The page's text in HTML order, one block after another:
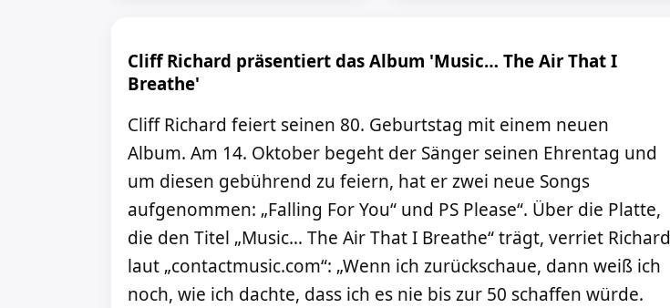
Cliff Richard präsentiert das Album 'Music… The Air That I
Breathe'
Cliff Richard feiert seinen 80. Geburtstag mit einem neuen
Album. Am 14. Oktober begeht der Sänger seinen Ehrentag und
um diesen gebührend zu feiern, hat er zwei neue Songs
aufgenommen: „Falling For You“ und PS Please“. Über die Platte,
die den Titel „Music… The Air That I Breathe“ trägt, verriet Richard
laut „contactmusic.com“: „Wenn ich zurückschaue, dann weiß ich
noch, wie ich dachte, dass ich es nie bis zur 50 schaffen würde.